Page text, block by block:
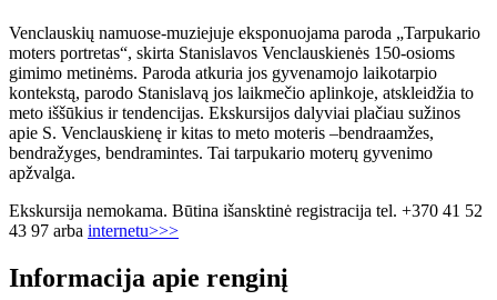
Venclauskių namuose-muziejuje eksponuojama paroda „Tarpukario
moters portretas“, skirta Stanislavos Venclauskienės 150-osioms
gimimo metinėms. Paroda atkuria jos gyvenamojo laikotarpio
kontekstą, parodo Stanislavą jos laikmečio aplinkoje, atskleidžia to
meto iššūkius ir tendencijas. Ekskursijos dalyviai plačiau sužinos
apie S. Venclauskienę ir kitas to meto moteris –bendraamžes,
bendražyges, bendramintes. Tai tarpukario moterų gyvenimo
apžvalga.
Ekskursija nemokama. Būtina išansktinė registracija tel. +370 41 52
43 97 arba internetu>>>
Informacija apie renginį